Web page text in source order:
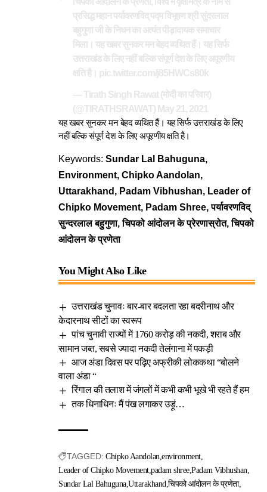
प्रसिद्ध महान पर्यावरणविद् पद्म विभूषण श्री सुंदरलाल
बहुगुणा जी के निधन का अत्यंत पीड़ादायक समाचार
मिला। यह खबर सुनकर मन बेहद व्यथित हैं। यह सिर्फ
उत्तराखंड के लिए नहीं बल्कि संपूर्ण देश के लिए अपूरणीय
क्षति है। pic.twitter.com/j85HWCs80k
— Tirath Singh Rawat (मोदी का परिवार)
(@TIRATHSRAWAT) May 21, 2021
यह खबर सुनकर मन बेहद व्यथित हैं। यह सिर्फ उत्तराखंड के लिए
नहीं बल्कि संपूर्ण देश के लिए अपूरणीय क्षति है।
Keywords: Sundar Lal Bahuguna,
Environment, Chipko Aandolan,
Uttarakhand, Padam Vibhushan, Leader of
Chipko Movement, Padam Shree, पर्यावरणविद्
सुन्दरलाल बहुगुणा, चिपको आंदोलन के प्रेरणास्रोत, चिपको
आंदोलन के प्रणेता
You Might Also Like
उत्तराखंड चुनावः बार-बार बदलता रहा बदरीनाथ और
केदारनाथ सीटों का स्वरूप
पांच चुनावी राज्यों में 1760 करोड़ की नकदी, शराब और
सामान जब्त, सबसे ज्यादा नकदी तेलंगाना में पकड़ी
आज अंडा दिवस पर पढ़िए अफ्रीकी लोककथा “बोलने
वाला अंडा “
रिंगाल की तलाश में जंगलों में कभी कभी भूखे भी रहते हैं हम
तक धिनाधिनः मैं पंख लगाकर उड़ूं…
TAGGED: Chipko Aandolan environment
Leader of Chipko Movement padam shree Padam Vibhushan
Sundar Lal Bahuguna Uttarakhand चिपको आंदोलन के प्रणेता